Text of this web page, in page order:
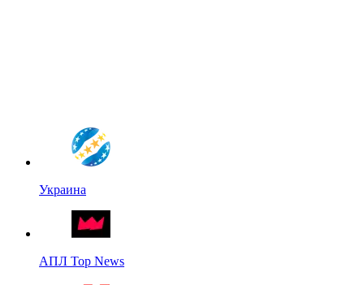
Украина
АПЛ Top News